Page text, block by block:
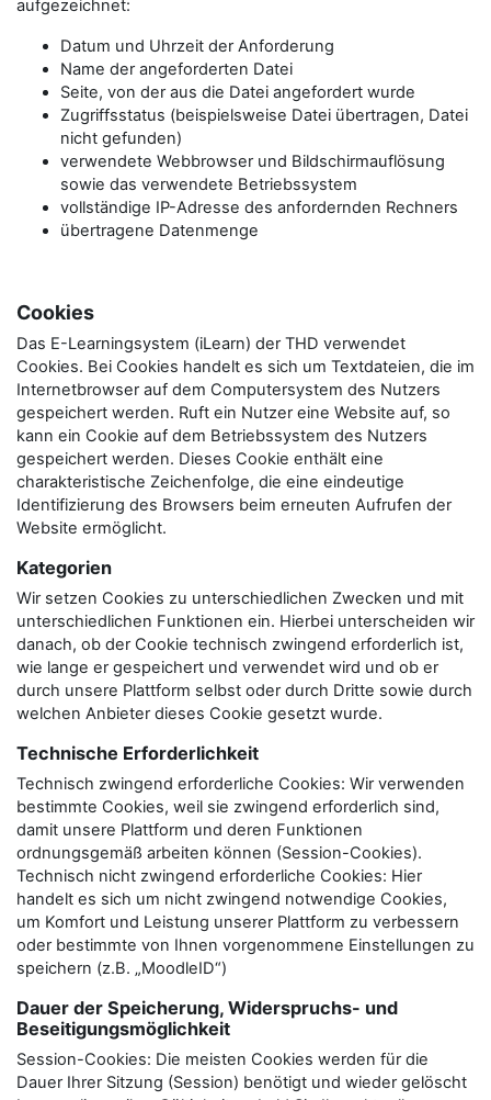
aufgezeichnet:
Datum und Uhrzeit der Anforderung
Name der angeforderten Datei
Seite, von der aus die Datei angefordert wurde
Zugriffsstatus (beispielsweise Datei übertragen, Datei
nicht gefunden)
verwendete Webbrowser und Bildschirmauflösung
sowie das verwendete Betriebssystem
vollständige IP-Adresse des anfordernden Rechners
übertragene Datenmenge
Cookies
Das E-Learningsystem (iLearn) der THD verwendet
Cookies. Bei Cookies handelt es sich um Textdateien, die im
Internetbrowser auf dem Computersystem des Nutzers
gespeichert werden. Ruft ein Nutzer eine Website auf, so
kann ein Cookie auf dem Betriebssystem des Nutzers
gespeichert werden. Dieses Cookie enthält eine
charakteristische Zeichenfolge, die eine eindeutige
Identifizierung des Browsers beim erneuten Aufrufen der
Website ermöglicht.
Kategorien
Wir setzen Cookies zu unterschiedlichen Zwecken und mit
unterschiedlichen Funktionen ein. Hierbei unterscheiden wir
danach, ob der Cookie technisch zwingend erforderlich ist,
wie lange er gespeichert und verwendet wird und ob er
durch unsere Plattform selbst oder durch Dritte sowie durch
welchen Anbieter dieses Cookie gesetzt wurde.
Technische Erforderlichkeit
Technisch zwingend erforderliche Cookies: Wir verwenden
bestimmte Cookies, weil sie zwingend erforderlich sind,
damit unsere Plattform und deren Funktionen
ordnungsgemäß arbeiten können (Session-Cookies).
Technisch nicht zwingend erforderliche Cookies: Hier
handelt es sich um nicht zwingend notwendige Cookies,
um Komfort und Leistung unserer Plattform zu verbessern
oder bestimmte von Ihnen vorgenommene Einstellungen zu
speichern (z.B. „MoodleID“)
Dauer der Speicherung, Widerspruchs- und
Beseitigungsmöglichkeit
Session-Cookies: Die meisten Cookies werden für die
Dauer Ihrer Sitzung (Session) benötigt und wieder gelöscht